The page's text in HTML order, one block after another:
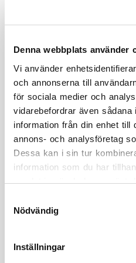
Denna webbplats använder
Vi använder
och annonserna till
för sociala medier och
vidarebefordrar även sådana
information från din enhet till
annons- och analysföretag
Dessa kan i sin tur
information som du har
samlat in när du har använt
Nödvändig
Inställningar
WOOLTECH -
MID
UPPBYGGD ULLSULA
iläggssula med extra
stöd i häl och hålfot.
utomhusaktiviteter
Pris:599 kr
599 kr